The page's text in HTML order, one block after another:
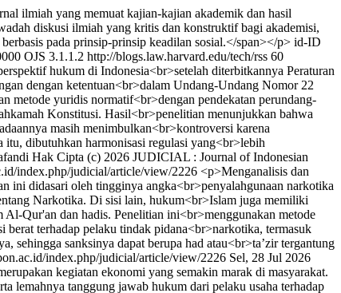
ilmiah yang memuat kajian-kajian akademik dan hasil
diskusi ilmiah yang kritis dan konstruktif bagi akademisi,
pada prinsip-prinsip keadilan sosial.</span></p> id-ID
OJS 3.1.1.2 http://blogs.law.harvard.edu/tech/rss 60
hukum di Indonesia<br>setelah diterbitkannya Peraturan
dengan ketentuan<br>dalam Undang-Undang Nomor 22
metode yuridis normatif<br>dengan pendekatan perundang-
Konstitusi. Hasil<br>penelitian menunjukkan bahwa
masih menimbulkan<br>kontroversi karena
itu, dibutuhkan harmonisasi regulasi yang<br>lebih
Hak Cipta (c) 2026 JUDICIAL : Journal of Indonesian
index.php/judicial/article/view/2226 <p>Menganalisis dan
ini didasari oleh tingginya angka<br>penyalahgunaan narkotika
Narkotika. Di sisi lain, hukum<br>Islam juga memiliki
Qur'an dan hadis. Penelitian ini<br>menggunakan metode
terhadap pelaku tindak pidana<br>narkotika, termasuk
sehingga sanksinya dapat berupa had atau<br>ta’zir tergantung
index.php/judicial/article/view/2226 Sel, 28 Jul 2026
kegiatan ekonomi yang semakin marak di masyarakat.
lemahnya tanggung jawab hukum dari pelaku usaha terhadap